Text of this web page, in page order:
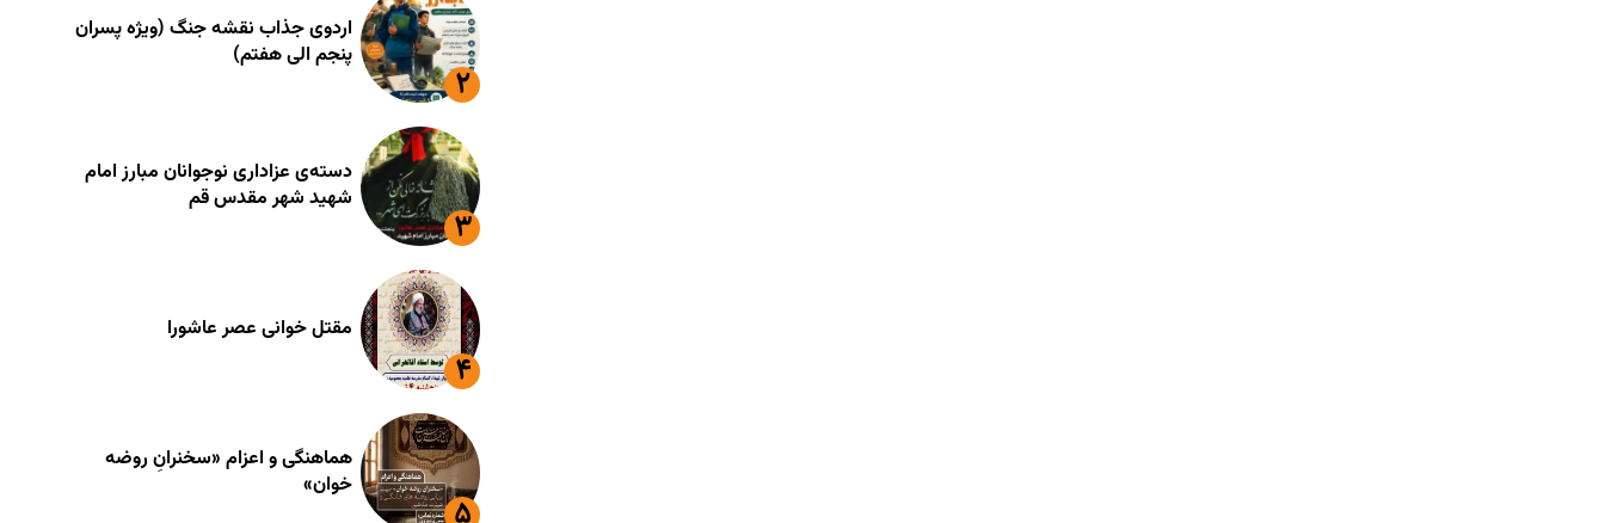
اردوی جذاب نقشه جنگ (ویژه پسران
پنجم الی هفتم)
دسته‌ی عزاداری نوجوانان مبارز امام
شهید شهر مقدس قم
مقتل خوانی عصر عاشورا
هماهنگی و اعزام «سخنرانِ روضه
خوان»